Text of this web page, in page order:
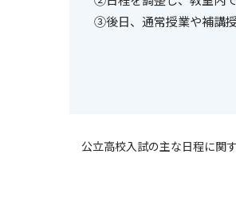
③後日、通常授業や補講
公立高校入試の主な日程に関